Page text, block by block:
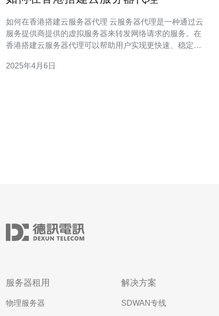
如何在香港搭建云服务器代理 云服务器代理是一种通过云
服务提供商提供的虚拟服务器来转发网络请求的服务。在
香港搭建云服务器代理可以帮助用户实现更快速、稳定的
云服务器代理。 在搭建云服务器代理之前，首先需要选择
2025年4月6日
服务器租用
物理服务器
解决方案
SDWAN专线